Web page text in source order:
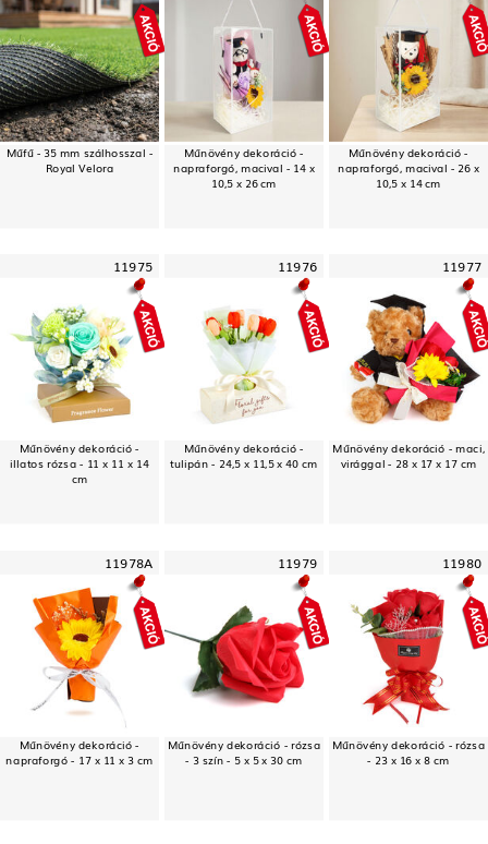
Műfű - 35 mm szálhosszal -
Royal Velora
Műnövény dekoráció -
napraforgó, macival - 14 x
10,5 x 26 cm
Műnövény dekoráció -
napraforgó, macival - 26 x
10,5 x 14 cm
11975
Műnövény dekoráció -
illatos rózsa - 11 x 11 x 14
cm
11976
Műnövény dekoráció -
tulipán - 24,5 x 11,5 x 40 cm
11977
Műnövény dekoráció - maci,
virággal - 28 x 17 x 17 cm
11978A
Műnövény dekoráció -
napraforgó - 17 x 11 x 3 cm
11979
Műnövény dekoráció - rózsa
- 3 szín - 5 x 5 x 30 cm
11980
Műnövény dekoráció - rózsa
- 23 x 16 x 8 cm